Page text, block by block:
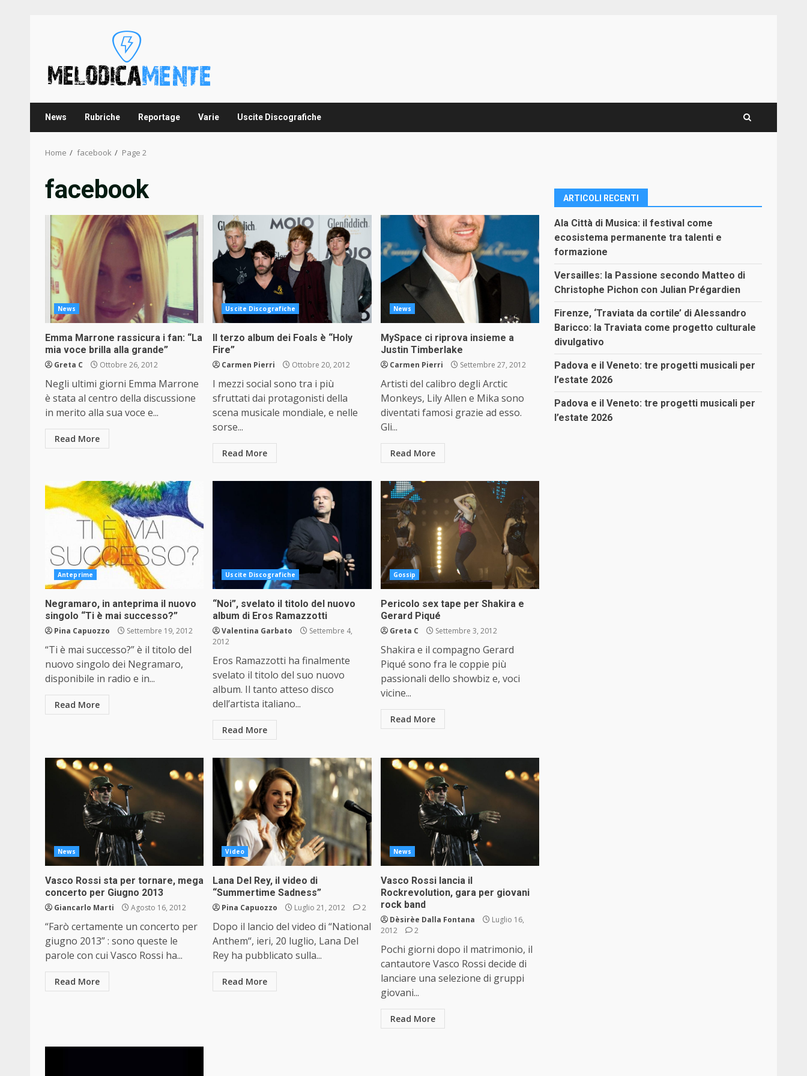
News Rubriche Reportage Varie Uscite Discografiche
Home facebook Page 2
facebook
News
Emma Marrone rassicura i fan: “La
mia voce brilla alla grande”
Greta C Ottobre 26, 2012
Negli ultimi giorni Emma Marrone
è stata al centro della discussione
in merito alla sua voce e...
Read More
Uscite Discografiche
Il terzo album dei Foals è “Holy
Fire”
Carmen Pierri Ottobre 20, 2012
I mezzi social sono tra i più
sfruttati dai protagonisti della
scena musicale mondiale, e nelle
sorse...
Read More
News
MySpace ci riprova insieme a
Justin Timberlake
Carmen Pierri Settembre 27, 2012
Artisti del calibro degli Arctic
Monkeys, Lily Allen e Mika sono
diventati famosi grazie ad esso.
Gli...
Read More
Anteprime
Negramaro, in anteprima il nuovo
singolo “Ti è mai successo?”
Pina Capuozzo Settembre 19, 2012
“Ti è mai successo?” è il titolo del
nuovo singolo dei Negramaro,
disponibile in radio e in...
Read More
Uscite Discografiche
“Noi”, svelato il titolo del nuovo
album di Eros Ramazzotti
Valentina Garbato
Settembre 4,
2012
Eros Ramazzotti ha finalmente
svelato il titolo del suo nuovo
album. Il tanto atteso disco
dell’artista italiano...
Read More
Gossip
Pericolo sex tape per Shakira e
Gerard Piqué
Greta C Settembre 3, 2012
Shakira e il compagno Gerard
Piqué sono fra le coppie più
passionali dello showbiz e, voci
vicine...
Read More
News
Vasco Rossi sta per tornare, mega
concerto per Giugno 2013
Giancarlo Marti Agosto 16, 2012
“Farò certamente un concerto per
giugno 2013” : sono queste le
parole con cui Vasco Rossi ha...
Read More
Video
Lana Del Rey, il video di
“Summertime Sadness”
Pina Capuozzo Luglio 21, 2012 2
Dopo il lancio del video di “National
Anthem“, ieri, 20 luglio, Lana Del
Rey ha pubblicato sulla...
Read More
News
Vasco Rossi lancia il
Rockrevolution, gara per giovani
rock band
Dèsirèe Dalla Fontana
Luglio 16,
2012
2
Pochi giorni dopo il matrimonio, il
cantautore Vasco Rossi decide di
lanciare una selezione di gruppi
giovani...
Read More
ARTICOLI RECENTI
Ala Città di Musica: il festival come
ecosistema permanente tra talenti e
formazione
Versailles: la Passione secondo Matteo di
Christophe Pichon con Julian Prégardien
Firenze, ‘Traviata da cortile’ di Alessandro
Baricco: la Traviata come progetto culturale
divulgativo
Padova e il Veneto: tre progetti musicali per
l’estate 2026
Padova e il Veneto: tre progetti musicali per
l’estate 2026